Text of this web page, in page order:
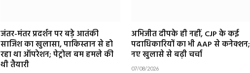
जंतर-मंतर प्रदर्शन पर बड़े आतंकी
साजिश का खुलासा, पाकिस्तान से हो
रहा था ऑपरेशन; पेट्रोल बम हमले की
थी तैयारी
अभिजीत दीपके ही नहीं, CJP के कई
पदाधिकारियों का भी AAP से कनेक्शन;
नए खुलासे से बढ़ी चर्चा
07/08/2026